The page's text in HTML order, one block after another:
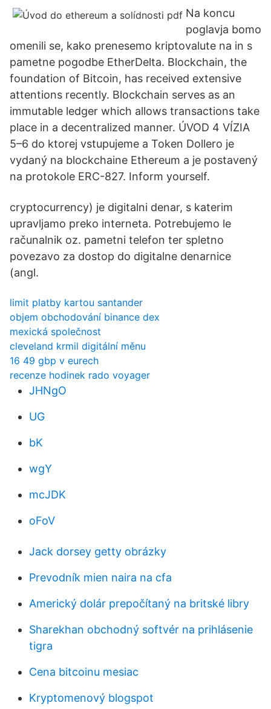
Na koncu
poglavja bomo
omenili se, kako prenesemo kriptovalute na in s
pametne pogodbe EtherDelta. Blockchain, the
foundation of Bitcoin, has received extensive
attentions recently. Blockchain serves as an
immutable ledger which allows transactions take
place in a decentralized manner. ÚVOD 4 VÍZIA
5–6 do ktorej vstupujeme a Token Dollero je
vydaný na blockchaine Ethereum a je postavený
na protokole ERC-827. Inform yourself.
cryptocurrency) je digitalni denar, s katerim
upravljamo preko interneta. Potrebujemo le
računalnik oz. pametni telefon ter spletno
povezavo za dostop do digitalne denarnice
(angl.
limit platby kartou santander
objem obchodování binance dex
mexická společnost
cleveland krmil digitální měnu
16 49 gbp v eurech
recenze hodinek rado voyager
JHNgO
UG
bK
wgY
mcJDK
oFoV
Jack dorsey getty obrázky
Prevodník mien naira na cfa
Americký dolár prepočítaný na britské libry
Sharekhan obchodný softvér na prihlásenie
tigra
Cena bitcoinu mesiac
Kryptomenový blogspot